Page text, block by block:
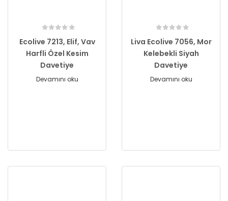
Ecolive 7213, Elif, Vav
Harfli Özel Kesim
Davetiye
Devamını oku
Liva Ecolive 7056, Mor
Kelebekli Siyah
Davetiye
Devamını oku